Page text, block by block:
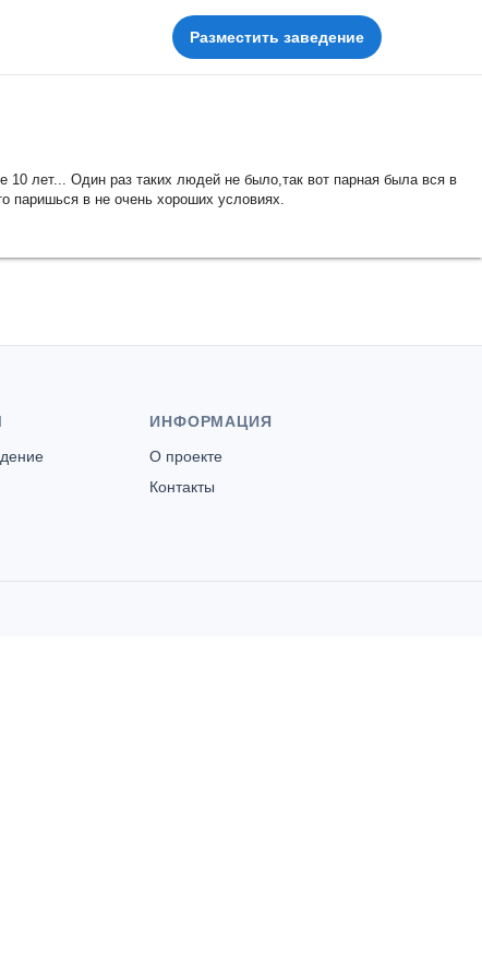
Разместить заведение
10 лет... Один раз таких людей не было,так вот парная была вся в
паришься в не очень хороших условиях.
ИНФОРМАЦИЯ
О проекте
Контакты